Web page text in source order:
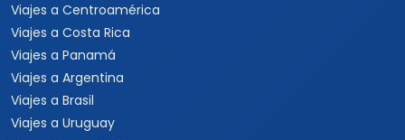
Viajes a Centroamérica
Viajes a Costa Rica
Viajes a Panamá
Viajes a Argentina
Viajes a Brasil
Viajes a Uruguay